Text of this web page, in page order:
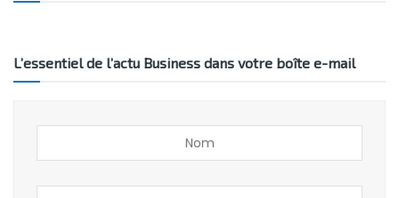
L’essentiel de l’actu Business dans votre boîte e-mail